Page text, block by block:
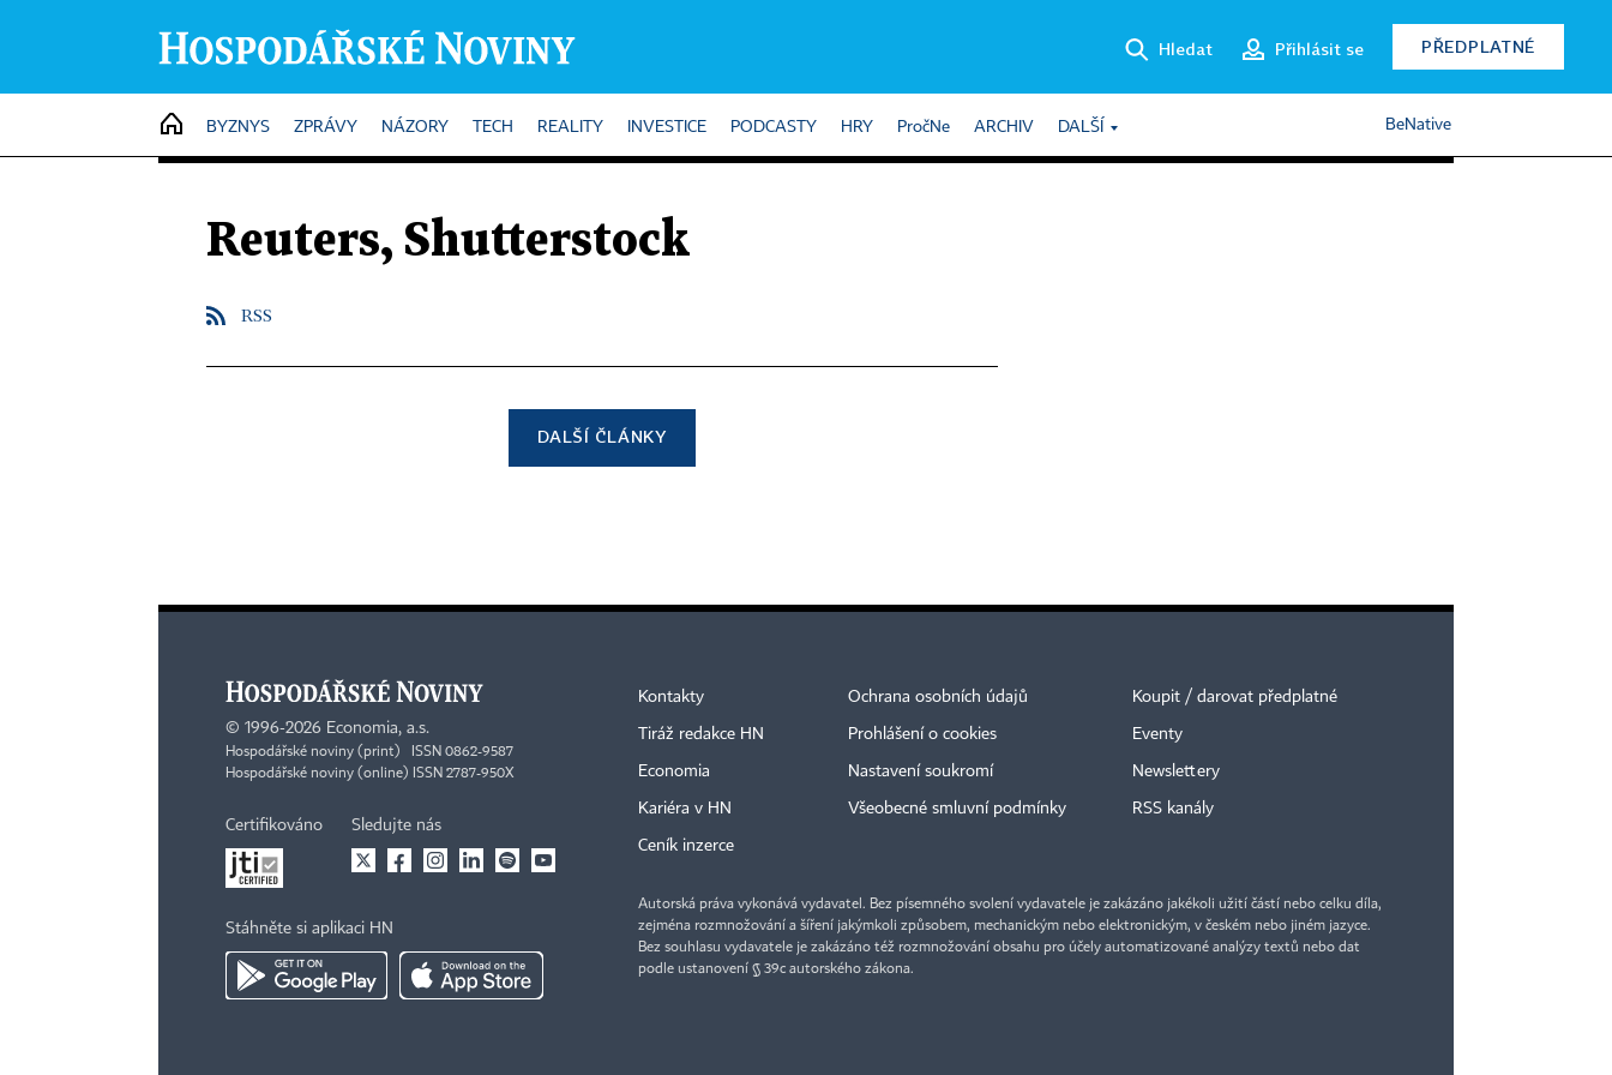
Hledat Přihlásit se PŘEDPLATNÉ
HOME
BYZNYS ZPRÁVY NÁZORY TECH REALITY INVESTICE PODCASTY HRY PročNe ARCHIV DALŠÍ BeNative
Reuters, Shutterstock
RSS
DALŠÍ ČLÁNKY
© 1996-2026 Economia, a.s.
Hospodářské noviny (print) ISSN 0862-9587
Hospodářské noviny (online) ISSN 2787-950X
Certifikováno Sledujte nás
Stáhněte si aplikaci HN
Kontakty
Tiráž redakce HN
Economia
Kariéra v HN
Ceník inzerce
Ochrana osobních údajů
Prohlášení o cookies
Nastavení soukromí
Všeobecné smluvní podmínky
Koupit / darovat předplatné
Eventy
Newslettery
RSS kanály
Autorská práva vykonává vydavatel. Bez písemného svolení vydavatele je zakázáno jakékoli užití částí nebo celku díla,
zejména rozmnožování a šíření jakýmkoli způsobem, mechanickým nebo elektronickým, v českém nebo jiném jazyce.
Bez souhlasu vydavatele je zakázáno též rozmnožování obsahu pro účely automatizované analýzy textů nebo dat
podle ustanovení § 39c autorského zákona.